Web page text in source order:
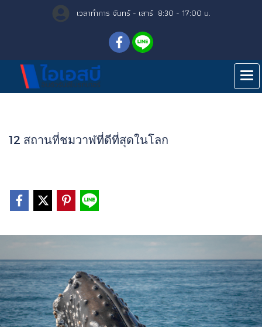
เวลาทำการ จันทร์ - เสาร์ 8:30 - 17:00 น.
12 สถานที่ชมวาฬที่ดีที่สุดในโลก